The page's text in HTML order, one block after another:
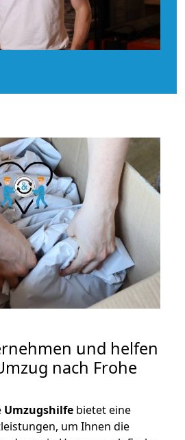
und helfen
nach Frohe
Umzugshilfe bietet eine
um Ihnen die